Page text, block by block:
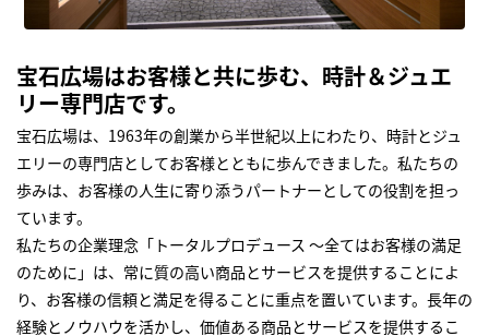
宝石広場はお客様と共に歩む、時計＆ジュエ
リー専門店です。
宝石広場は、1963年の創業から半世紀以上にわたり、時計とジュ
エリーの専門店としてお客様とともに歩んできました。私たちの
歩みは、お客様の人生に寄り添うパートナーとしての役割を担っ
ています。
私たちの企業理念「トータルプロデュース ～全てはお客様の満足
のために」は、常に質の高い商品とサービスを提供することによ
り、お客様の信頼と満足を得ることに重点を置いています。長年の
経験とノウハウを活かし、価値ある商品とサービスを提供するこ